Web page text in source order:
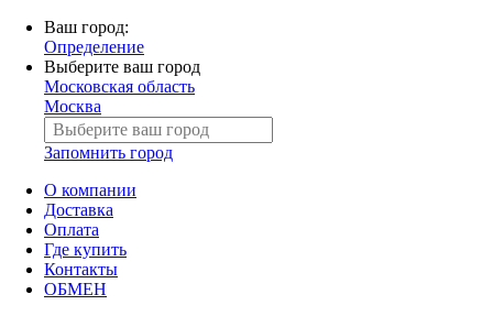
Ваш город:
Определение
Выберите ваш город
Московская область
Москва
Запомнить город
О компании
Доставка
Оплата
Где купить
Контакты
ОБМЕН